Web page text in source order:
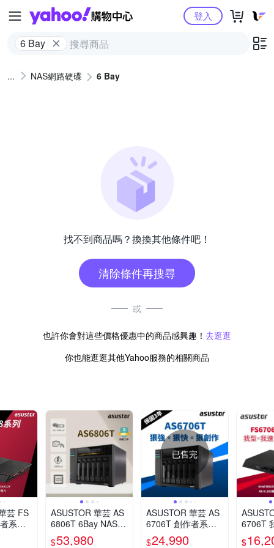
Yahoo購物中心
6 Bay
登入
NAS網路硬碟 6 Bay
找不到商品嗎？換換其他條件吧！
清除條件再搜尋
或
也許你會對這些價格優惠中的商品感興趣！ 去逛逛
你也能逛逛其他Yahoo服務的相關商品
芸 FS
系列
ASUSTOR 華芸 AS
6806T 6Bay NAS
網路儲存伺服器
$53,980
已售完
ASUSTOR 華芸 AS
6706T 創作者系列
6Bay NAS網路儲存
$24,990
6706T
地系列
$